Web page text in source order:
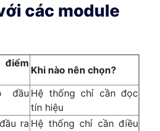
các module
Khi nào nên chọn?
đầu Hệ thống chỉ cần đọc
tín hiệu
ra Hệ thống chỉ cần điều